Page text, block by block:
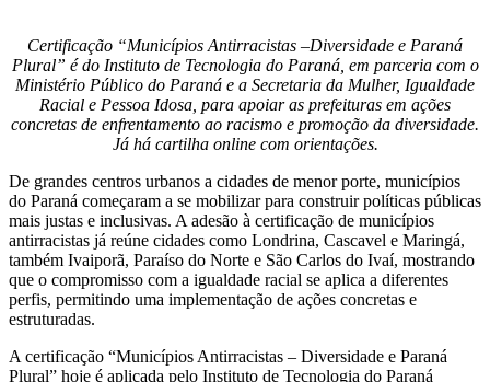
Certificação “Municípios Antirracistas –Diversidade e Paraná
Plural” é do Instituto de Tecnologia do Paraná, em parceria com o
Ministério Público do Paraná e a Secretaria da Mulher, Igualdade
Racial e Pessoa Idosa, para apoiar as prefeituras em ações
concretas de enfrentamento ao racismo e promoção da diversidade.
Já há cartilha online com orientações.
De grandes centros urbanos a cidades de menor porte, municípios
do Paraná começaram a se mobilizar para construir políticas públicas
mais justas e inclusivas. A adesão à certificação de municípios
antirracistas já reúne cidades como Londrina, Cascavel e Maringá,
também Ivaiporã, Paraíso do Norte e São Carlos do Ivaí, mostrando
que o compromisso com a igualdade racial se aplica a diferentes
perfis, permitindo uma implementação de ações concretas e
estruturadas.
A certificação “Municípios Antirracistas – Diversidade e Paraná
Plural” hoje é aplicada pelo Instituto de Tecnologia do Paraná